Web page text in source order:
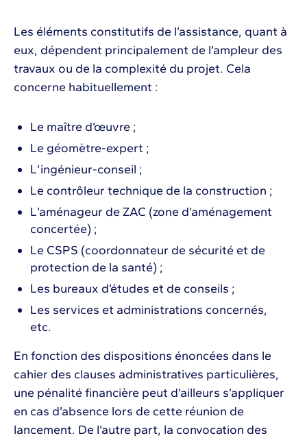
Les éléments constitutifs de l’assistance, quant à
eux, dépendent principalement de l’ampleur des
travaux ou de la complexité du projet. Cela
concerne habituellement :
Le maître d’œuvre ;
Le géomètre-expert ;
L’ingénieur-conseil ;
Le contrôleur technique de la construction ;
L’aménageur de ZAC (zone d’aménagement
concertée) ;
Le CSPS (coordonnateur de sécurité et de
protection de la santé) ;
Les bureaux d’études et de conseils ;
Les services et administrations concernés,
etc.
En fonction des dispositions énoncées dans le
cahier des clauses administratives particulières,
une pénalité financière peut d’ailleurs s’appliquer
en cas d’absence lors de cette réunion de
lancement. De l’autre part, la convocation des